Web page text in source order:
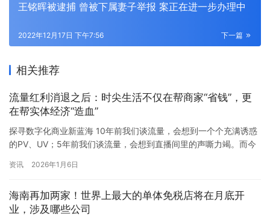
王铭晖被逮捕 曾被下属妻子举报 案正在进一步办理中
下一篇
2022年12月17日 下午7:56
相关推荐
流量红利消退之后：时尖生活不仅在帮商家“省钱”，更
在帮实体经济“造血”
探寻数字化商业新蓝海 10年前我们谈流量，会想到一个个充满诱惑
的PV、UV；5年前我们谈流量，会想到直播间里的声嘶力竭。而今
的获客成本。一个新的命题摆在所有创业者面前：在存量时代，究
流量的爆发，而关注价值的深耕。 Part 1：从“流量…
资讯 2026年1月6日
海南再加两家！世界上最大的单体免税店将在月底开
业，涉及哪些公司